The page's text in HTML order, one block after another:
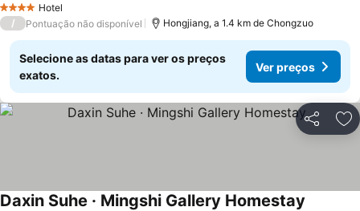
4 EstrelasHotel
/ Pontuação não disponível Hongjiang, a 1.4 km de Chongzuo
Selecione as datas para ver os preços
exatos.
Ver preços
Partilhar
Daxin Suhe · Mingshi Gallery Homestay